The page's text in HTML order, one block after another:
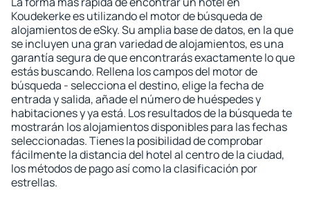
Koudekerke es utilizando el motor de búsqueda de
alojamientos de eSky. Su amplia base de datos, en la que
se incluyen una gran variedad de alojamientos, es una
garantía segura de que encontrarás exactamente lo que
estás buscando. Rellena los campos del motor de
búsqueda - selecciona el destino, elige la fecha de
entrada y salida, añade el número de huéspedes y
habitaciones y ya está. Los resultados de la búsqueda te
mostrarán los alojamientos disponibles para las fechas
seleccionadas. Tienes la posibilidad de comprobar
fácilmente la distancia del hotel al centro de la ciudad,
los métodos de pago así como la clasificación por
estrellas.